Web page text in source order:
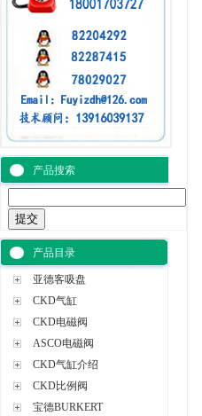
产品搜索
产品目录
亚德客吸盘
CKD气缸
CKD电磁阀
ASCO电磁阀
CKD气缸介绍
CKD比例阀
宝德BURKERT